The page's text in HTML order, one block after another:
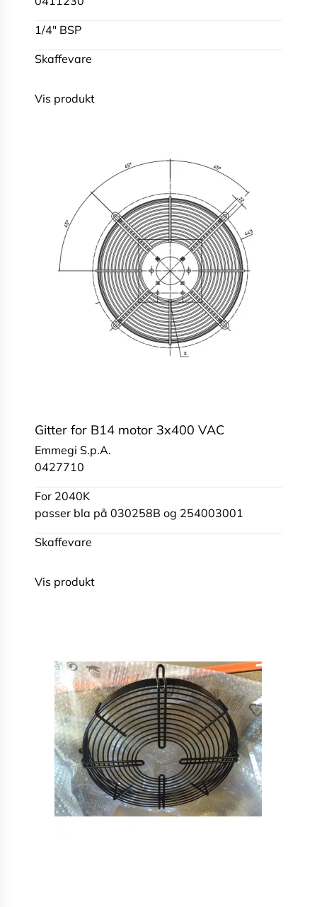
1/4" BSP
Skaffevare
Vis produkt
Gitter for B14 motor 3x400 VAC
Emmegi S.p.A.
0427710
For 2040K
passer bla på 030258B og 254003001
Skaffevare
Vis produkt